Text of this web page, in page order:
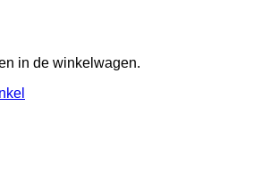
in de winkelwagen.